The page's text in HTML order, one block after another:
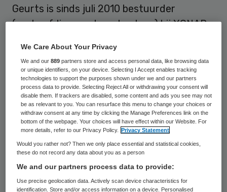
Geurts is sinds juli 2010 bestuurder
(eenhoofdige raad van bestuur) bij XONAR
Met zijn overstap is de raad van bestuur
van Koraal Groep weer compleet. Na het
vertrek van Willem den Hartogheeft het
bestuur tijdelijk uit twee leden bestaan:
voorzitter Hank van Geffen en Toine van
den Broek die verantwoordelijk is voor het
financieel management en de
bedrijfsvoering. Geurts richt zich op de
interne en externe ketenbenadering van
We Care About Your Privacy
We and our889 partners store and access personal data, like browsing data
or unique identifiers, on your device. Selecting I Accept enables tracking
technologies to support the purposes shown under we and our partners
process data to provide. Selecting Reject All or withdrawing your consent will
disable them. If trackers are disabled, some content and ads you see may not
be as relevant to you. You can resurface this menu to change your choices or
withdraw consent at any time by clicking the Manage Preferences link on the
bottom of the webpage. Your choices will have effect within our Website. For
more details, refer to our Privacy Policy.
Privacy Statement
Would you rather not? Then we only place essential and statistical cookies,
these do not record any data about you as a person
We and our partners process data to provide:
Use precise geolocation data. Actively scan device characteristics for
identification. Store and/or access information on a device. Personalised